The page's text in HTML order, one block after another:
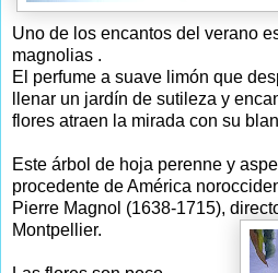
Uno de los encantos del verano
magnolias .
El perfume a suave limón que
llenar un jardín de sutileza y
flores atraen la mirada con su
Este árbol de hoja perenne y
procedente de América
Pierre Magnol (1638-1715),
Montpellier.